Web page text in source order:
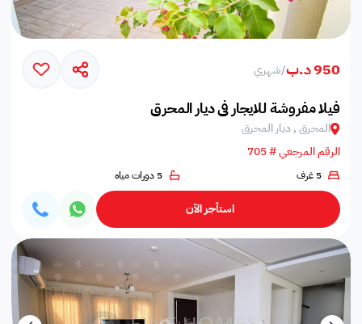
950 د.ب /شهري
فيلا مفروشة للايجار في ديار المحرق
المحرق , ديار المحرق
الرقم المرجعي # 705
5 غرف 5 دورات مياه
استأجر الآن